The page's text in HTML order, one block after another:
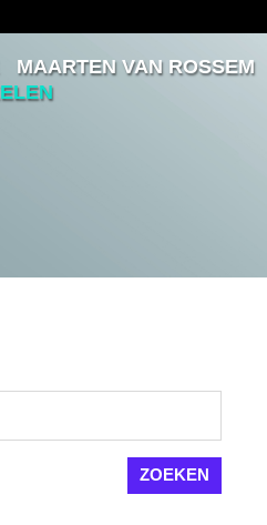
MAARTEN VAN ROSSEM